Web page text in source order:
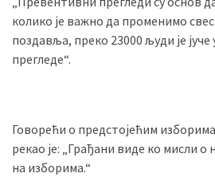
колико је важно да променимо
поздавља, преко 23000 људи је
прегледе“.
Говорећи о предстојећим
рекао је: „Грађани виде ко мисли
на изборима.“